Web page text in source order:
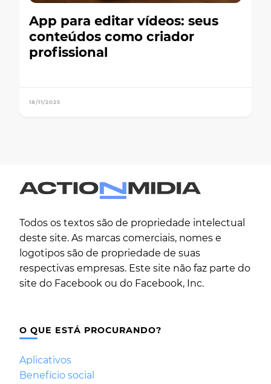
App para editar vídeos: seus
conteúdos como criador
profissional
18/11/2025
Todos os textos são de propriedade intelectual
deste site. As marcas comerciais, nomes e
logotipos são de propriedade de suas
respectivas empresas. Este site não faz parte do
site do Facebook ou do Facebook, Inc.
O QUE ESTÁ PROCURANDO?
Aplicativos
Benefício social